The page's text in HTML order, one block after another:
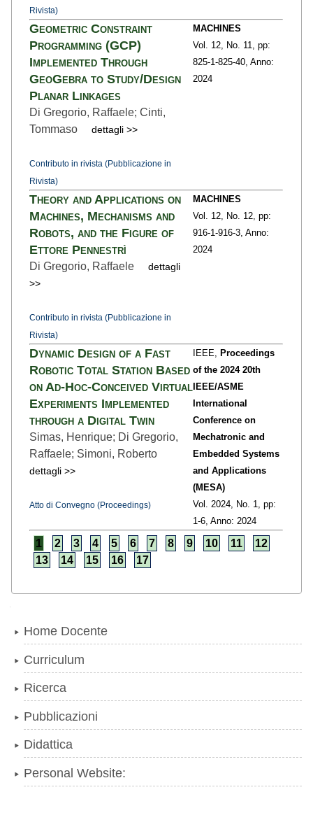
Rivista)
Geometric Constraint
Programming (GCP)
Implemented Through
GeoGebra to Study/Design
Planar Linkages
Di Gregorio, Raffaele; Cinti,
Tommaso
dettagli >>
Contributo in rivista (Pubblicazione in
Rivista)
MACHINES
Vol. 12, No. 11, pp:
825-1-825-40, Anno:
2024
Theory and Applications on
Machines, Mechanisms and
Robots, and the Figure of
Ettore Pennestrì
Di Gregorio, Raffaele
dettagli
>>
Contributo in rivista (Pubblicazione in
Rivista)
MACHINES
Vol. 12, No. 12, pp:
916-1-916-3, Anno:
2024
Dynamic Design of a Fast
Robotic Total Station Based
on Ad-Hoc-Conceived Virtual
Experiments Implemented
through a Digital Twin
Simas, Henrique; Di Gregorio,
Raffaele; Simoni, Roberto
dettagli >>
Atto di Convegno (Proceedings)
IEEE, Proceedings
of the 2024 20th
IEEE/ASME
International
Conference on
Mechatronic and
Embedded Systems
and Applications
(MESA)
Vol. 2024, No. 1, pp:
1-6, Anno: 2024
1 2 3 4 5 6 7 8 9 10 11
12
13
14 15 16 17
Home Docente
Curriculum
Ricerca
Pubblicazioni
Didattica
Personal Website: